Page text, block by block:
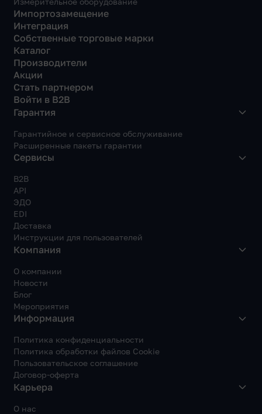
Импортозамещение
Интеграция
Собственные торговые марки
Каталог
Производители
Акции
Стать партнером
Войти в B2B
Гарантия
Гарантийное и сервисное обслуживание
Расширенные пакеты гарантии
Сервисы
B2B
API
ЭДО
EDI
Доставка
Инструкции для пользователей
Компания
О компании
Новости
Блог
Мероприятия
Информация
Политика конфиденциальности
Политика обработки файлов Cookie
Пользовательское соглашение
Договор-оферта
Карьера
О нас